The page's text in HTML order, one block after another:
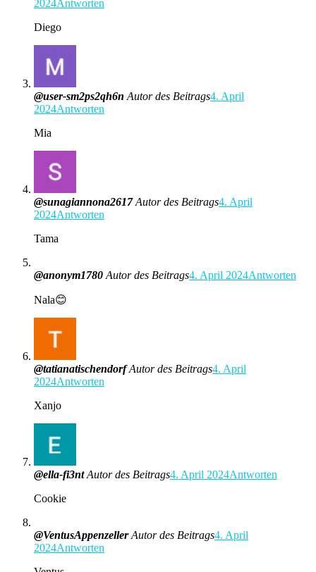
2024Antworten
Diego
@user-sm2ps2qh6n Autor des Beitrags4. April
2024Antworten
Mia
@sunagiannona2617 Autor des Beitrags4. April
2024Antworten
Tama
@anonym1780 Autor des Beitrags4. April 2024Antworten
Nala😊
@tatianatischendorf Autor des Beitrags4. April
2024Antworten
Xanjo
@ella-fi3nt Autor des Beitrags4. April 2024Antworten
Cookie
@VentusAppenzeller Autor des Beitrags4. April
2024Antworten